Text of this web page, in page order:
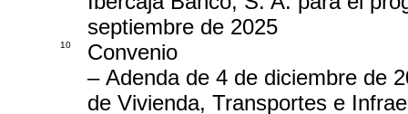
septiembre de 2025
10
Convenio
– Adenda de 4 de diciembre de
de Vivienda, Transportes e